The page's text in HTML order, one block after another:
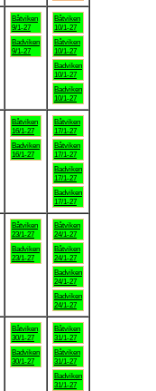
Båtviken
9/1-27
Badviken
9/1-27
Båtviken
10/1-27
Båtviken
10/1-27
Badviken
10/1-27
Badviken
10/1-27
Båtviken
16/1-27
Badviken
16/1-27
Båtviken
17/1-27
Båtviken
17/1-27
Badviken
17/1-27
Badviken
17/1-27
Båtviken
23/1-27
Badviken
23/1-27
Båtviken
24/1-27
Båtviken
24/1-27
Badviken
24/1-27
Badviken
24/1-27
Båtviken
30/1-27
Badviken
30/1-27
Båtviken
31/1-27
Båtviken
31/1-27
Badviken
31/1-27